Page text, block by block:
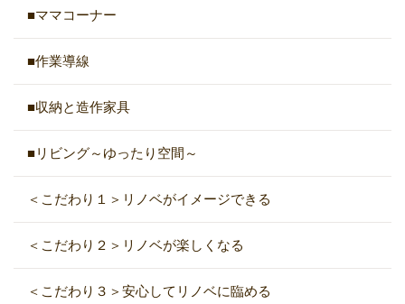
■ママコーナー
■作業導線
■収納と造作家具
■リビング～ゆったり空間～
＜こだわり１＞リノベがイメージできる
＜こだわり２＞リノベが楽しくなる
＜こだわり３＞安心してリノベに臨める